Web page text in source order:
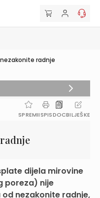
radnje
SPREMIISPISDOCBILJEŠKE
dijela mirovine
poreza) nije
nezakonite radnje,